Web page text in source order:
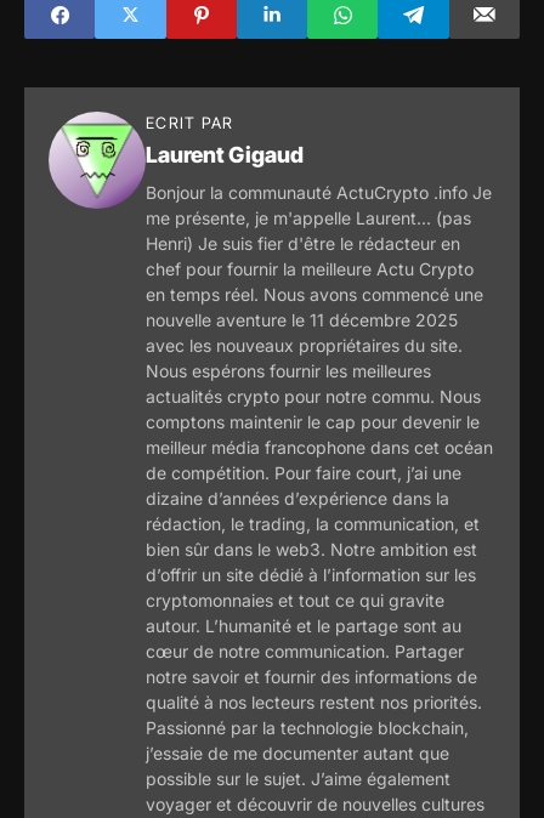
voici ce qu'il
voulait dire
ECRIT PAR
Laurent Gigaud
Bonjour la communauté ActuCrypto .info Je
me présente, je m'appelle Laurent... (pas
Henri) Je suis fier d'être le rédacteur en
chef pour fournir la meilleure Actu Crypto
en temps réel. Nous avons commencé une
nouvelle aventure le 11 décembre 2025
avec les nouveaux propriétaires du site.
Nous espérons fournir les meilleures
actualités crypto pour notre commu. Nous
comptons maintenir le cap pour devenir le
meilleur média francophone dans cet océan
de compétition. Pour faire court, j’ai une
dizaine d’années d’expérience dans la
rédaction, le trading, la communication, et
bien sûr dans le web3. Notre ambition est
d’offrir un site dédié à l’information sur les
cryptomonnaies et tout ce qui gravite
autour. L’humanité et le partage sont au
cœur de notre communication. Partager
notre savoir et fournir des informations de
qualité à nos lecteurs restent nos priorités.
Passionné par la technologie blockchain,
j’essaie de me documenter autant que
possible sur le sujet. J’aime également
voyager et découvrir de nouvelles cultures